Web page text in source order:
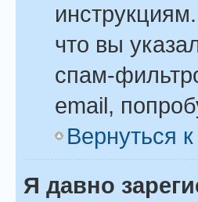
что вы
спам-
email,
Вернуться
Я давно